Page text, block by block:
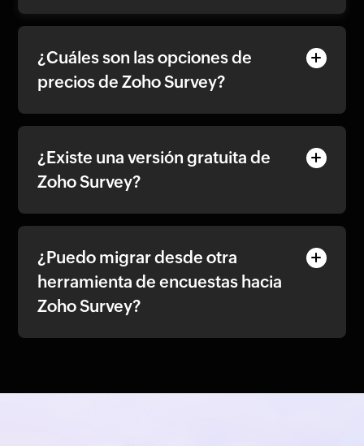
¿Cuáles son las opciones de
precios de Zoho Survey?
¿Existe una versión gratuita de
Zoho Survey?
¿Puedo migrar desde otra
herramienta de encuestas hacia
Zoho Survey?